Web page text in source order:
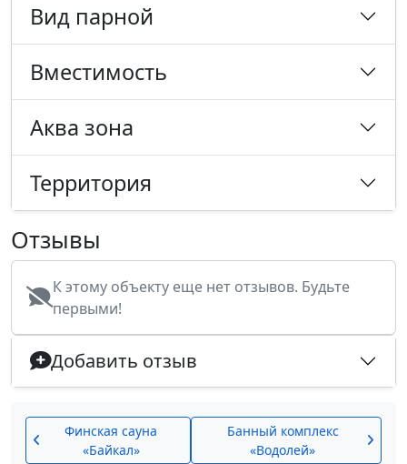
Вид парной
Вместимость
Аква зона
Территория
Отзывы
К этому объекту еще нет отзывов. Будьте
первыми!
Добавить отзыв
Финская сауна
«Байкал»
Банный комплекс
«Водолей»